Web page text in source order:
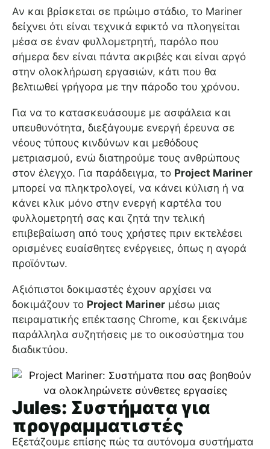
Αν και βρίσκεται σε πρώιμο στάδιο, το Mariner
δείχνει ότι είναι τεχνικά εφικτό να πλοηγείται
μέσα σε έναν φυλλομετρητή, παρόλο που
σήμερα δεν είναι πάντα ακριβές και είναι αργό
στην ολοκλήρωση εργασιών, κάτι που θα
βελτιωθεί γρήγορα με την πάροδο του χρόνου.
Για να το κατασκευάσουμε με ασφάλεια και
υπευθυνότητα, διεξάγουμε ενεργή έρευνα σε
νέους τύπους κινδύνων και μεθόδους
μετριασμού, ενώ διατηρούμε τους ανθρώπους
στον έλεγχο. Για παράδειγμα, το Project Mariner
μπορεί να πληκτρολογεί, να κάνει κύλιση ή να
κάνει κλικ μόνο στην ενεργή καρτέλα του
φυλλομετρητή σας και ζητά την τελική
επιβεβαίωση από τους χρήστες πριν εκτελέσει
ορισμένες ευαίσθητες ενέργειες, όπως η αγορά
προϊόντων.
Αξιόπιστοι δοκιμαστές έχουν αρχίσει να
δοκιμάζουν το Project Mariner μέσω μιας
πειραματικής επέκτασης Chrome, και ξεκινάμε
παράλληλα συζητήσεις με το οικοσύστημα του
διαδικτύου.
Jules: Συστήματα για
προγραμματιστές
Εξετάζουμε επίσης πώς τα αυτόνομα συστήματα